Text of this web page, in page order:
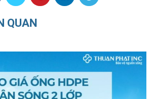
QUAN